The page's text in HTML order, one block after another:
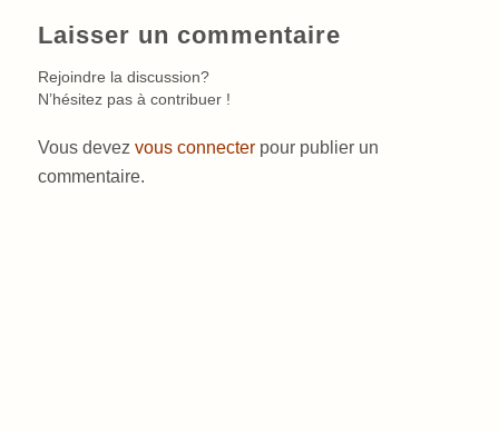
Laisser un commentaire
Rejoindre la discussion?
N’hésitez pas à contribuer !
Vous devez vous connecterpour publier un
commentaire.